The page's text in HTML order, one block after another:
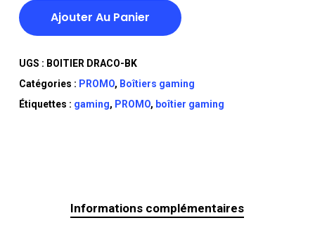
Ajouter Au Panier
UGS : BOITIER DRACO-BK
Catégories : PROMO, Boîtiers gaming
Étiquettes : gaming, PROMO, boîtier gaming
Informations complémentaires